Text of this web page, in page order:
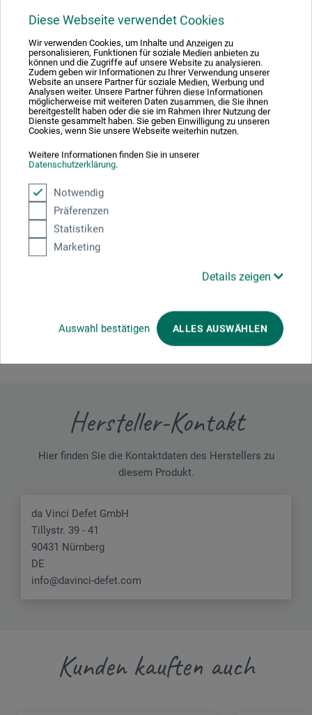
Diese Webseite verwendet Cookies
Wir verwenden Cookies, um Inhalte und Anzeigen zu
personalisieren, Funktionen für soziale Medien anbieten zu
können und die Zugriffe auf unsere Website zu analysieren.
Zudem geben wir Informationen zu Ihrer Verwendung unserer
Website an unsere Partner für soziale Medien, Werbung und
Analysen weiter. Unsere Partner führen diese Informationen
möglicherweise mit weiteren Daten zusammen, die Sie ihnen
bereitgestellt haben oder die sie im Rahmen Ihrer Nutzung der
Dienste gesammelt haben. Sie geben Einwilligung zu unseren
Cookies, wenn Sie unsere Webseite weiterhin nutzen.
Weitere Informationen finden Sie in unserer
Datenschutzerklärung.
Notwendig
Präferenzen
Statistiken
Marketing
Details zeigen
Auswahl bestätigen ALLES AUSWÄHLEN
1 Sterne
Produkt bewerten
Sagen Sie Ihre Meinung zu diesem Produkt
JETZT PRODUKT BEWERTEN
feine Linien
Produkt: da Vinci 5519 Linierer Gr. 5 - Spezialpinsel
verifizierter Kauf
mit diesen Pinseln können Sie die feinsten perfekteste
Hersteller-Kontakt
Hier finden Sie die Kontaktdaten des Herstellers zu
diesem Produkt.
da Vinci Defet GmbH
Tillystr. 39 - 41
90431 Nürnberg
DE
info@davinci-defet.com
Kunden kauften auch